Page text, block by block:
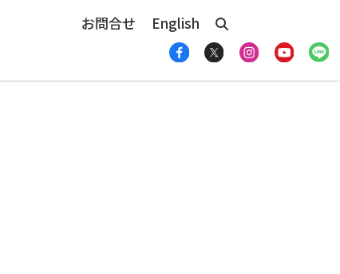
お問合せ English